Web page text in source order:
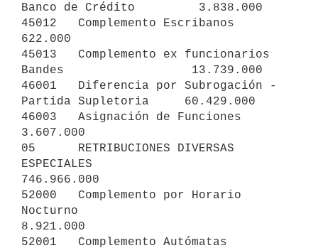
Banco de Crédito         3.838.000
45012   Complemento Escribanos
622.000
45013   Complemento ex funcionarios
Bandes                  13.739.000
46001   Diferencia por Subrogación -
Partida Supletoria     60.429.000
46003   Asignación de Funciones
3.607.000
05      RETRIBUCIONES DIVERSAS
ESPECIALES
746.966.000
52000   Complemento por Horario
Nocturno
8.921.000
52001   Complemento Autómatas